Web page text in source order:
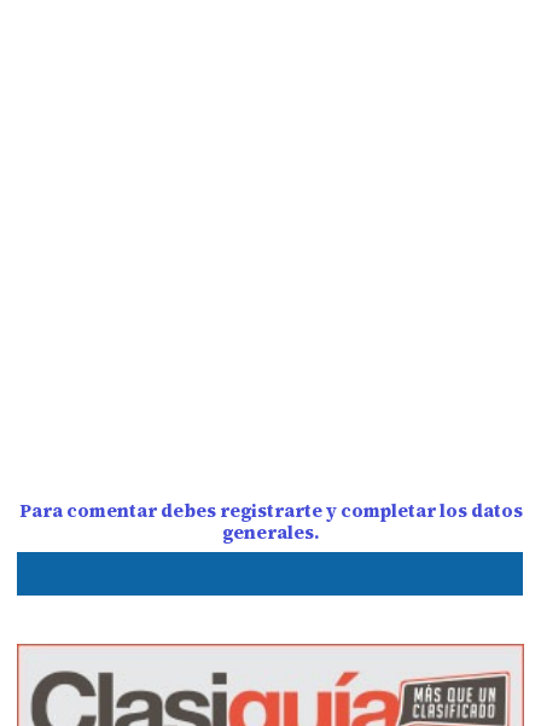
Para comentar debes registrarte y completar los datos
generales.